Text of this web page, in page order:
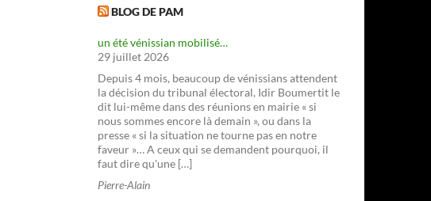
BLOG DE PAM
un été vénissian mobilisé…
29 juillet 2026
Depuis 4 mois, beaucoup de vénissians attendent
la décision du tribunal électoral, Idir Boumertit le
dit lui-même dans des réunions en mairie « si
nous sommes encore là demain », ou dans la
presse « si la situation ne tourne pas en notre
faveur »… A ceux qui se demandent pourquoi, il
faut dire qu'une […]
Pierre-Alain